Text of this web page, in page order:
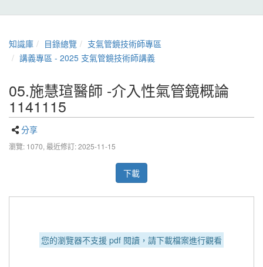
知識庫 目錄總覽
支氣管鏡技術師專區
講義專區 - 2025 支氣管鏡技術師講義
05.施慧瑄醫師 -介入性氣管鏡概論
1141115
分享
瀏覽: 1070, 最近修訂: 2025-11-15
下載
您的瀏覽器不支援 pdf 閱讀，請下載檔案進行觀看